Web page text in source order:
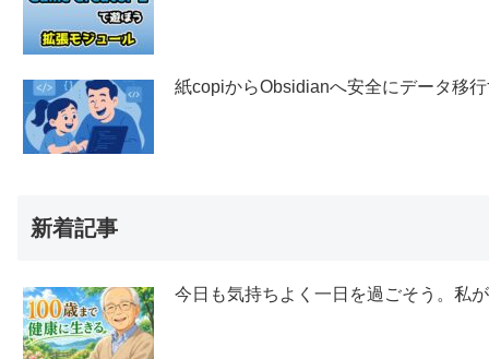
紙copiからObsidianへ安全にデータ移
新着記事
今日も気持ちよく一日を過ごそう。私